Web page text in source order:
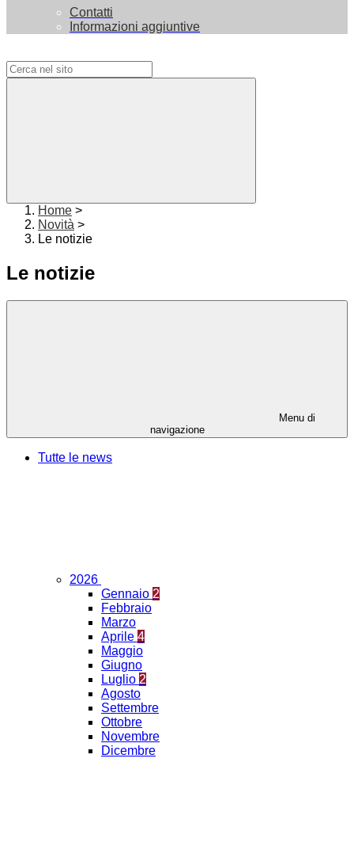
Contatti
Informazioni aggiuntive
Home >
Novità >
Le notizie
Le notizie
Menu di
navigazione
Tutte le news
2026
Gennaio 2
Febbraio
Marzo
Aprile 4
Maggio
Giugno
Luglio 2
Agosto
Settembre
Ottobre
Novembre
Dicembre